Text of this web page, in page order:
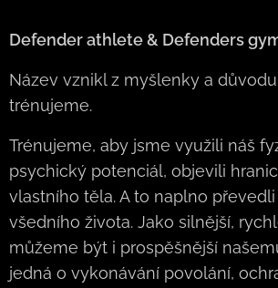
Defender athlete& Defenders
Název vznikl z myšlenky a
trénujeme.
Trénujeme, aby jsme využili náš
psychický potenciál, objevili
vlastního těla. A to naplno
všedního života. Jako silnější,
můžeme být i prospěšnější
jedná o vykonávání povolání,